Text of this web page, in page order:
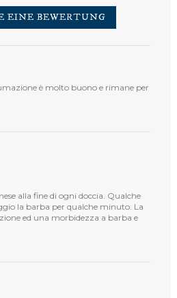
EINE BEWERTUNG
è molto buono e rimane per
alla fine di ogni doccia. Qualche
la barba per qualche minuto. La
ed una morbidezza a barba e